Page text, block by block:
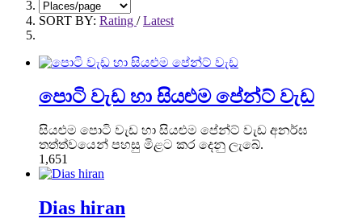
SORT BY: Rating /Latest
පොටි වැඩ හා සියළුම පේන්ට් වැඩ
සියළුම පොටි වැඩ හා සියළුම පේන්ට් වැඩ අනර්ඝ
තත්ත්වයෙන් පහසු මිළට කර දෙනු ලැබේ.
1,651
Dias hiran